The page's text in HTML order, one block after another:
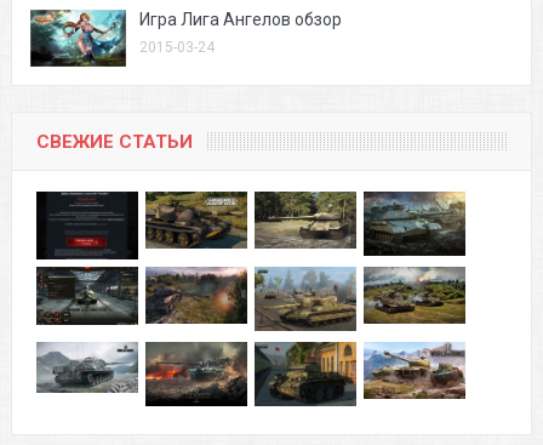
Игра Лига Ангелов обзор
2015-03-24
СВЕЖИЕ СТАТЬИ